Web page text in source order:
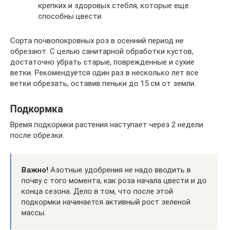
крепких и здоровых стебля, которые еще
способны цвести.
Сорта почвопокровных роз в осенний период не
обрезают. С целью санитарной обработки кустов,
достаточно убрать старые, поврежденные и сухие
ветки. Рекомендуется один раз в несколько лет все
ветки обрезать, оставив пеньки до 15 см от земли.
Подкормка
Время подкормки растения наступает через 2 недели
после обрезки.
Важно! Азотные удобрения не надо вводить в
почву с того момента, как роза начала цвести и до
конца сезона. Дело в том, что после этой
подкормки начинается активный рост зеленой
массы.